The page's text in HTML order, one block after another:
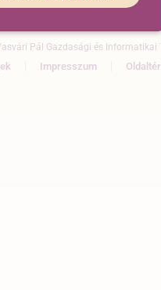
Pál Gazdasági és Informatikai
Impresszum